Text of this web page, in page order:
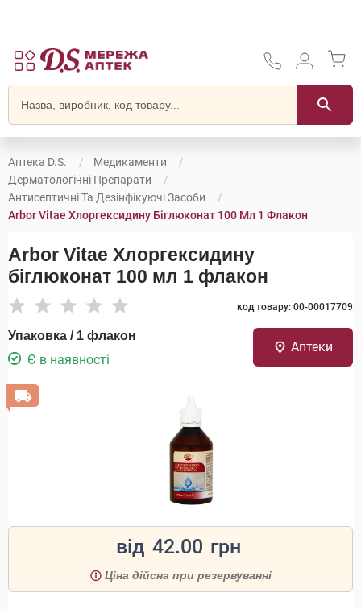
Аптека D.S.
Медикаменти
Дерматологічні Препарати
Антисептичні Та Дезінфікуючі Засоби
Arbor Vitae Хлоргексидину Біглюконат 100 Мл 1 Флакон
Arbor Vitae Хлоргексидину
біглюконат 100 мл 1 флакон
код товару: 00-00017709
Упаковка / 1 флакон
Є в наявності
Аптеки
від 42.00 грн
Ціна дійсна при резервуванні